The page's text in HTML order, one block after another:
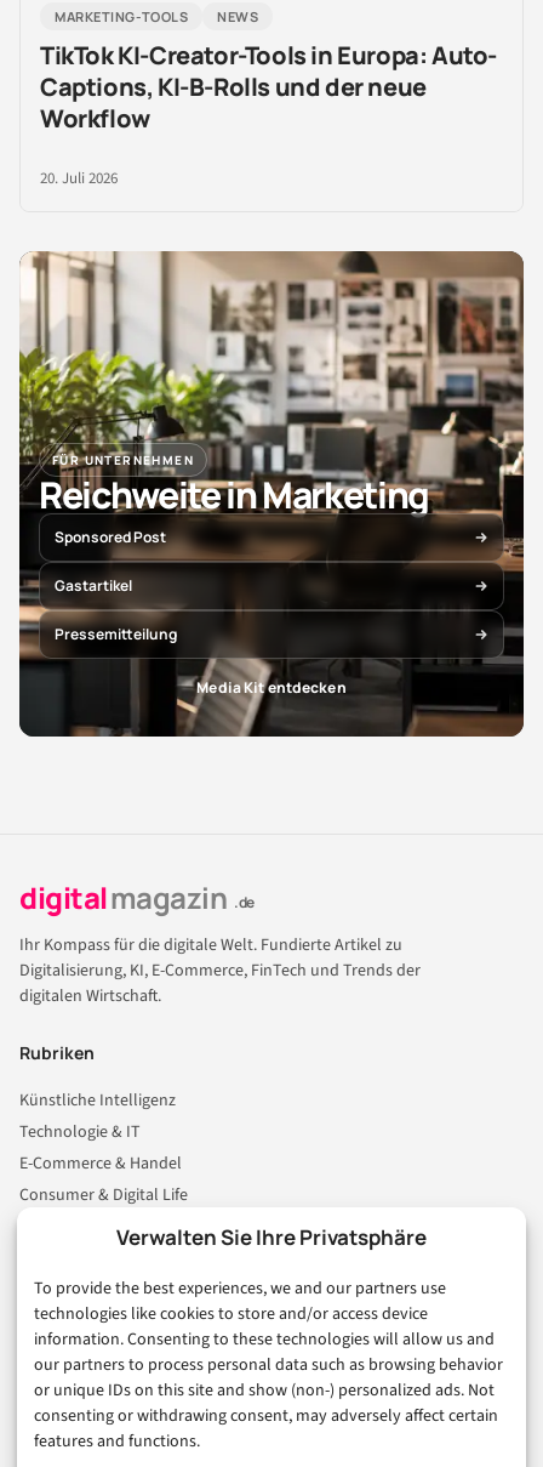
Verwalten Sie Ihre Privatsphäre
To provide the best experiences, we and our partners use
technologies like cookies to store and/or access device
information. Consenting to these technologies will allow us and
our partners to process personal data such as browsing behavior
or unique IDs on this site and show (non-) personalized ads. Not
consenting or withdrawing consent, may adversely affect certain
features and functions.
MARKETING-TOOLS
NEWS
TikTok KI-Creator-Tools in Europa: Auto-
Captions, KI-B-Rolls und der neue
Workflow
20. Juli 2026
FÜR UNTERNEHMEN
Reichweite in Marketing
Sponsored Post
Gastartikel
Pressemitteilung
Media Kit entdecken
digitalmagazin .de
Ihr Kompass für die digitale Welt. Fundierte Artikel zu
Digitalisierung, KI, E-Commerce, FinTech und Trends der
digitalen Wirtschaft.
Rubriken
Künstliche Intelligenz
Technologie & IT
E-Commerce & Handel
Consumer & Digital Life
Business & Karriere
Sicherheit & Recht
Digitalisierung
Marketing
Magazin